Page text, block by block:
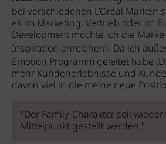
bei verschiedenen L’Oréal Marken
es im Marketing, Vertrieb oder im
Development möchte ich die
Inspiration anreichern. Da ich
Emotion Programm geleitet habe
mehr Kundenerlebnisse und
davon viel in die meine neue
"Der Family-Charakter soll
Mittelpunkt gestellt werden."